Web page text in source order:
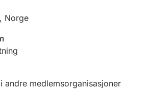
, Norge
andre medlemsorganisasjoner